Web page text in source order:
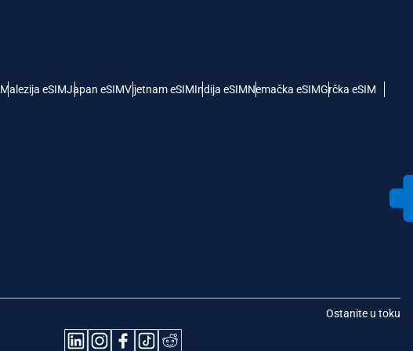
Malezija eSIMJapan eSIMVijetnam eSIMIndija eSIMNemačka eSIMGrčka eSIM
Ostanite u toku